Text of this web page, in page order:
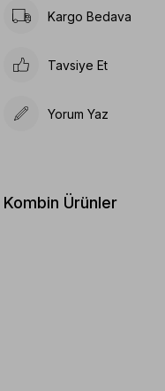
Kargo Bedava
Tavsiye Et
Yorum Yaz